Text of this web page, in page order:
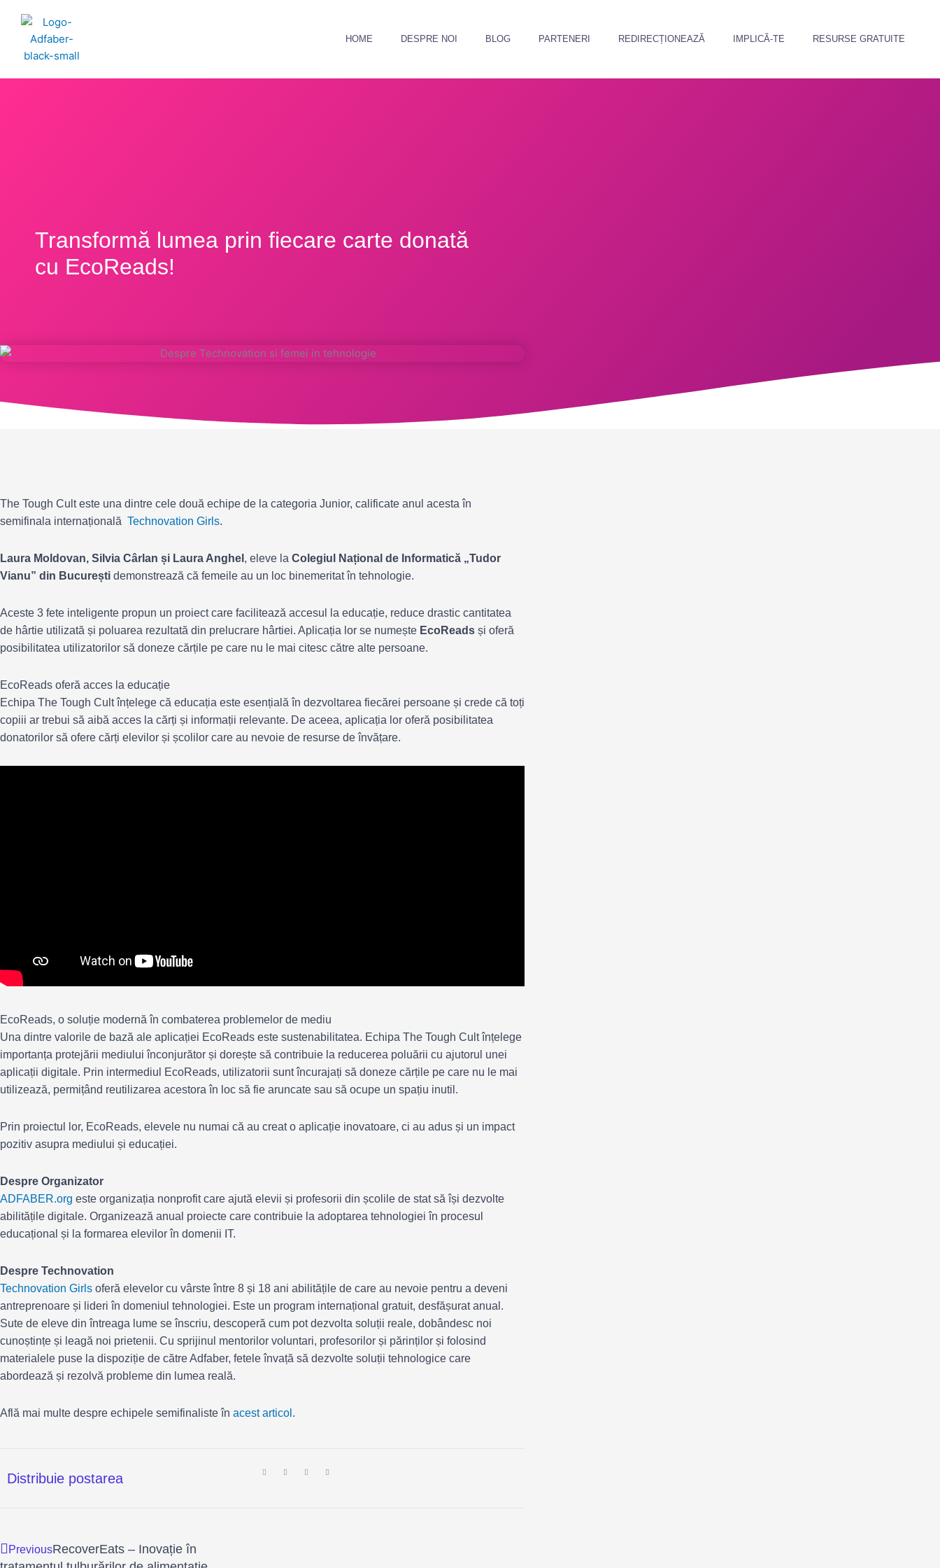
content
HOME DESPRE NOI BLOG PARTENERI REDIRECȚIONEAZĂ IMPLICĂ-TE RESURSE GRATUITE
Transformă lumea prin fiecare carte donată
cu EcoReads!
The Tough Cult este una dintre cele două echipe de la categoria Junior, calificate anul acesta în
semifinala internațională Technovation Girls.
Laura Moldovan, Silvia Cârlan și Laura Anghel , eleve la Colegiul Național de Informatică „Tudor
Vianu” din București demonstrează că femeile au un loc binemeritat în tehnologie.
Aceste 3 fete inteligente propun un proiect care facilitează accesul la educație, reduce drastic cantitatea
de hârtie utilizată și poluarea rezultată din prelucrare hârtiei. Aplicația lor se numește EcoReads și oferă
posibilitatea utilizatorilor să doneze cărțile pe care nu le mai citesc către alte persoane.
EcoReads oferă acces la educație
Echipa The Tough Cult înțelege că educația este esențială în dezvoltarea fiecărei persoane și crede că toți
copiii ar trebui să aibă acces la cărți și informații relevante. De aceea, aplicația lor oferă posibilitatea
donatorilor să ofere cărți elevilor și școlilor care au nevoie de resurse de învățare.
EcoReads, o soluție modernă în combaterea problemelor de mediu
Una dintre valorile de bază ale aplicației EcoReads este sustenabilitatea. Echipa The Tough Cult înțelege
importanța protejării mediului înconjurător și dorește să contribuie la reducerea poluării cu ajutorul unei
aplicații digitale. Prin intermediul EcoReads, utilizatorii sunt încurajați să doneze cărțile pe care nu le mai
utilizează, permițând reutilizarea acestora în loc să fie aruncate sau să ocupe un spațiu inutil.
Prin proiectul lor, EcoReads, elevele nu numai că au creat o aplicație inovatoare, ci au adus și un impact
pozitiv asupra mediului și educației.
Despre Organizator
ADFABER.org este organizația nonprofit care ajută elevii și profesorii din școlile de stat să își dezvolte
abilitățile digitale. Organizează anual proiecte care contribuie la adoptarea tehnologiei în procesul
educațional și la formarea elevilor în domenii IT.
Despre Technovation
Technovation Girls oferă elevelor cu vârste între 8 și 18 ani abilitățile de care au nevoie pentru a deveni
antreprenoare și lideri în domeniul tehnologiei. Este un program internațional gratuit, desfășurat anual.
Sute de eleve din întreaga lume se înscriu, descoperă cum pot dezvolta soluții reale, dobândesc noi
cunoștințe și leagă noi prietenii. Cu sprijinul mentorilor voluntari, profesorilor și părinților și folosind
materialele puse la dispoziție de către Adfaber, fetele învață să dezvolte soluții tehnologice care
abordează și rezolvă probleme din lumea reală.
Află mai multe despre echipele semifinaliste în acest articol .
Distribuie postarea
PreviousRecoverEats – Inovație în